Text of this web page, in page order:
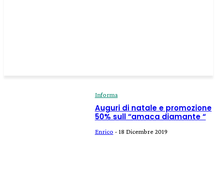
Informa
Auguri di natale e promozione
50% sull “amaca diamante “
Enrico - 18 Dicembre 2019